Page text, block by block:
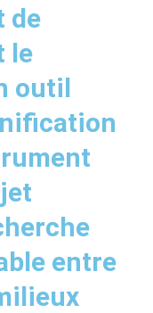
de
le
outil
entre